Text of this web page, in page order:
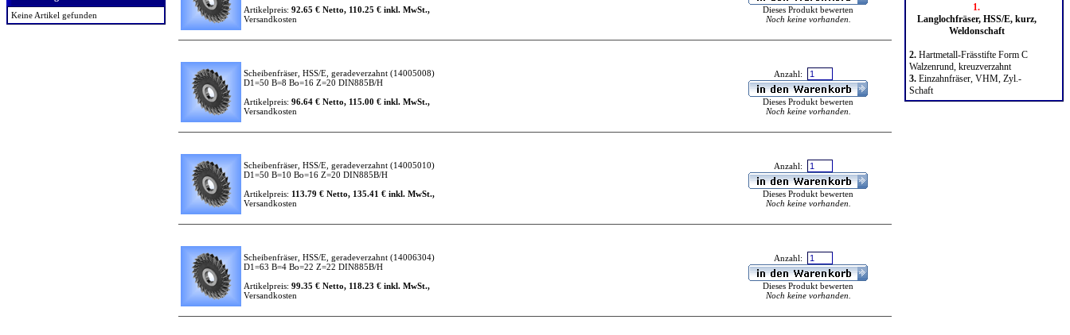
Keine Artikel gefunden
Artikelpreis: 92.65 € Netto, 110.25 € inkl. MwSt.,
Versandkosten
Dieses Produkt bewerten
Noch keine vorhanden.
Scheibenfräser, HSS/E, geradeverzahnt (14005008)
D1=50 B=8 Bo=16 Z=20 DIN885B/H
Artikelpreis: 96.64 € Netto, 115.00 € inkl. MwSt.,
Versandkosten
Anzahl:
Dieses Produkt bewerten
Noch keine vorhanden.
Scheibenfräser, HSS/E, geradeverzahnt (14005010)
D1=50 B=10 Bo=16 Z=20 DIN885B/H
Artikelpreis: 113.79 € Netto, 135.41 € inkl. MwSt.,
Versandkosten
Anzahl:
Dieses Produkt bewerten
Noch keine vorhanden.
Scheibenfräser, HSS/E, geradeverzahnt (14006304)
D1=63 B=4 Bo=22 Z=22 DIN885B/H
Artikelpreis: 99.35 € Netto, 118.23 € inkl. MwSt.,
Versandkosten
Anzahl:
Dieses Produkt bewerten
Noch keine vorhanden.
1.
Langlochfräser, HSS/E, kurz,
Weldonschaft
2. Hartmetall-Frässtifte Form C
Walzenrund, kreuzverzahnt
3. Einzahnfräser, VHM, Zyl.-
Schaft